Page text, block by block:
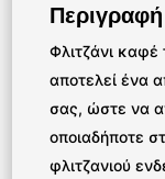
Φλιτζάνι καφέ
αποτελεί ένα
σας, ώστε να
οποιαδήποτε
φλιτζανιού